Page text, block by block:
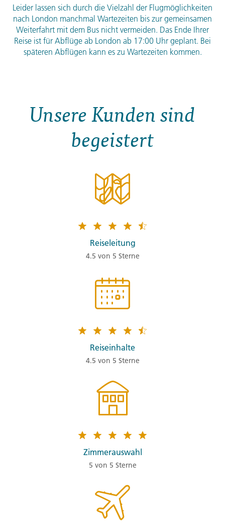
Leider lassen sich durch die Vielzahl der Flugmöglichkeiten
nach London manchmal Wartezeiten bis zur gemeinsamen
Weiterfahrt mit dem Bus nicht vermeiden. Das Ende Ihrer
Reise ist für Abflüge ab London ab 17:00 Uhr geplant. Bei
späteren Abflügen kann es zu Wartezeiten kommen.
Unsere Kunden sind
begeistert
Reiseleitung
4.5 von 5 Sterne
Reiseinhalte
4.5 von 5 Sterne
Zimmerauswahl
5 von 5 Sterne